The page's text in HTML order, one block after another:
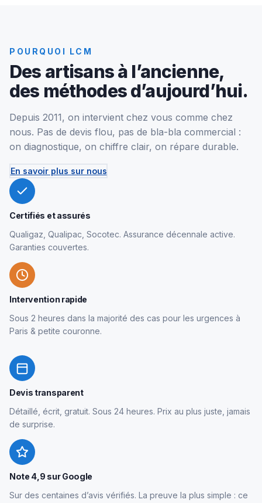
POURQUOI LCM
Des artisans à l’ancienne,
des méthodes d’aujourd’hui.
Depuis 2011, on intervient chez vous comme chez
nous. Pas de devis flou, pas de bla-bla commercial :
on diagnostique, on chiffre clair, on répare durable.
En savoir plus sur nous
Certifiés et assurés
Qualigaz, Qualipac, Socotec. Assurance décennale active.
Garanties couvertes.
Intervention rapide
Sous 2 heures dans la majorité des cas pour les urgences à
Paris & petite couronne.
Devis transparent
Détaillé, écrit, gratuit. Sous 24 heures. Prix au plus juste, jamais
de surprise.
Note 4,9 sur Google
Sur des centaines d’avis vérifiés. La preuve la plus simple : ce